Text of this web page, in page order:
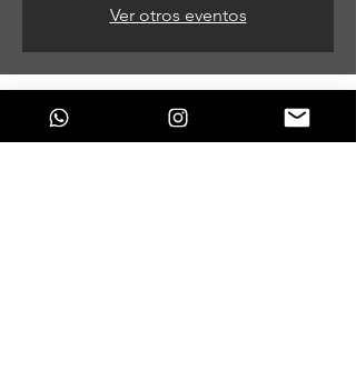
Ver otros eventos
Horario y ubicación